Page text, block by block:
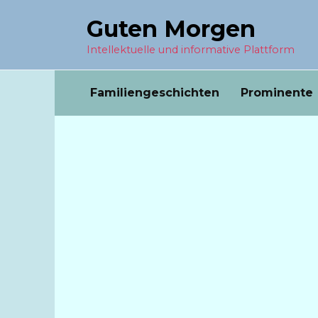
Guten Morgen
Intellektuelle und informative Plattform
Familiengeschichten Prominente